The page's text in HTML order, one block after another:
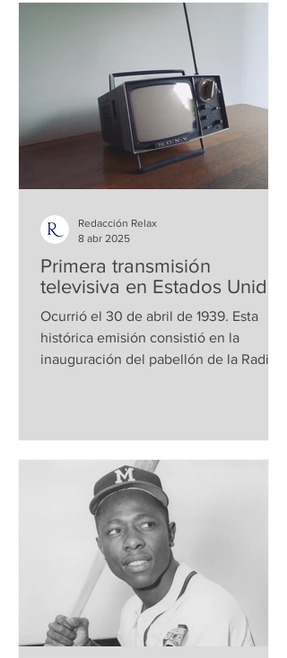
Segunda Guerra Mundial . Su decisión
de dimitir respondió principalmente a
problemas de salud, que incluían varios
derrames cerebrales, sumados al
desgaste acumulado por décadas de
servicio político activo. Churchill,
reconocido por su firme liderazgo en
Primera transmisión
televisiva en Estados Unidos
Ocurrió el 30 de abril de 1939. Esta
histórica emisión consistió en la
inauguración del pabellón de la Radio
Redacción Relax
8 abr 2025